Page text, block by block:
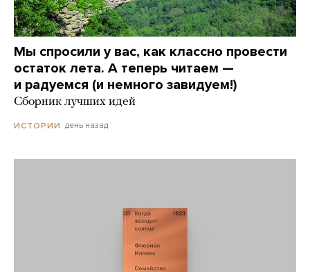
Мы спросили у вас, как классно провести
остаток лета. А теперь читаем —
и радуемся (и немного завидуем!)
Сборник лучших идей
ИСТОРИИ день назад